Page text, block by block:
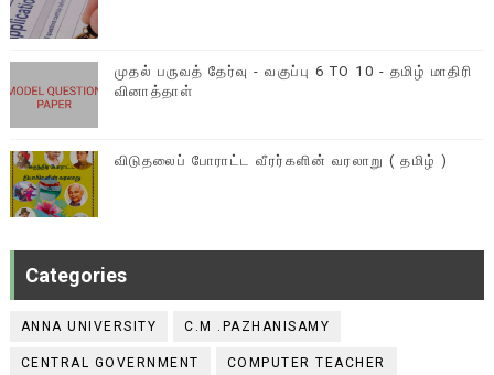
முதல் பருவத் தேர்வு - வகுப்பு 6 TO 10 - தமிழ் மாதிரி
வினாத்தாள்
விடுதலைப் போராட்ட வீரர்களின் வரலாறு ( தமிழ் )
Categories
ANNA UNIVERSITY C.M .PAZHANISAMY
CENTRAL GOVERNMENT COMPUTER TEACHER